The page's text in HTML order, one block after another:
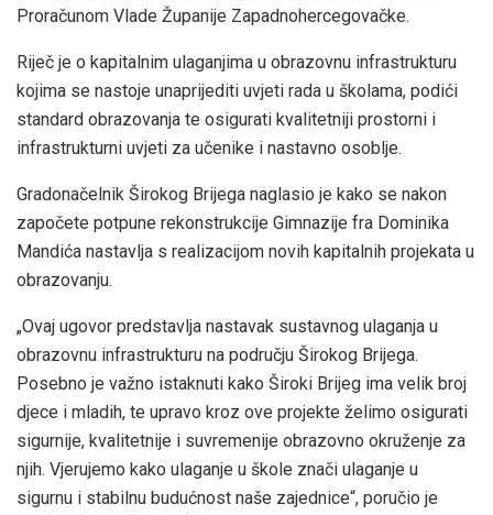
Proračunom Vlade Županije Zapadnohercegovačke.
Riječ je o kapitalnim ulaganjima u obrazovnu infrastrukturu
kojima se nastoje unaprijediti uvjeti rada u školama, podići
standard obrazovanja te osigurati kvalitetniji prostorni i
infrastrukturni uvjeti za učenike i nastavno osoblje.
Gradonačelnik Širokog Brijega naglasio je kako se nakon
započete potpune rekonstrukcije Gimnazije fra Dominika
Mandića nastavlja s realizacijom novih kapitalnih projekata u
obrazovanju.
„Ovaj ugovor predstavlja nastavak sustavnog ulaganja u
obrazovnu infrastrukturu na području Širokog Brijega.
Posebno je važno istaknuti kako Široki Brijeg ima velik broj
djece i mladih, te upravo kroz ove projekte želimo osigurati
sigurnije, kvalitetnije i suvremenije obrazovno okruženje za
njih. Vjerujemo kako ulaganje u škole znači ulaganje u
sigurnu i stabilnu budućnost naše zajednice“, poručio je